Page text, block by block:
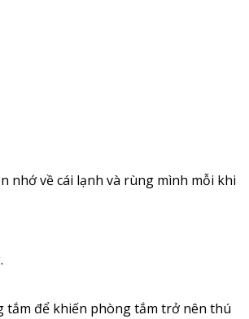
nhớ về cái lạnh và rùng mình mỗi khi
tắm để khiến phòng tắm trở nên thú